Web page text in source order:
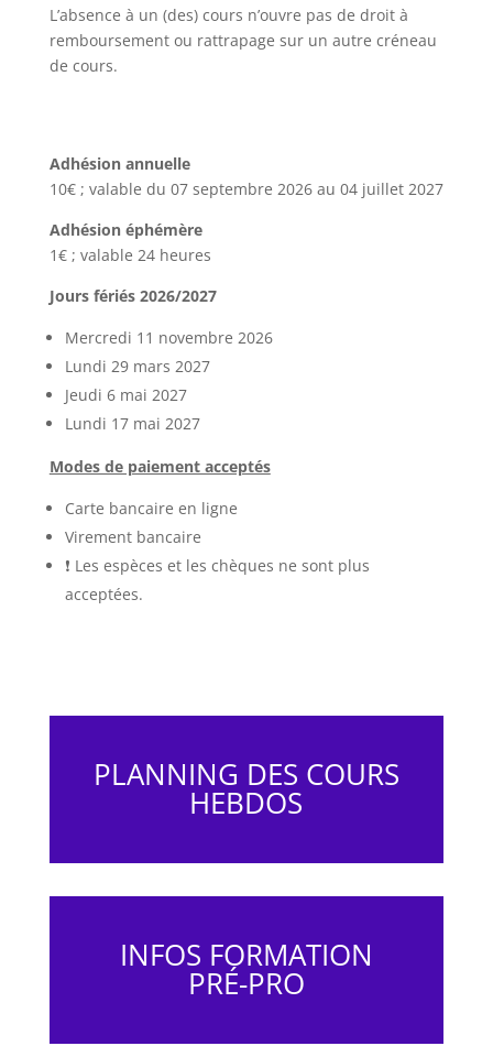
L’absence à un (des) cours n’ouvre pas de droit à
remboursement ou rattrapage sur un autre créneau
de cours.
Adhésion annuelle
10€ ; valable du 07 septembre 2026 au 04 juillet 2027
Adhésion éphémère
1€ ; valable 24 heures
Jours fériés 2026/2027
Mercredi 11 novembre 2026
Lundi 29 mars 2027
Jeudi 6 mai 2027
Lundi 17 mai 2027
Modes de paiement acceptés
Carte bancaire en ligne
Virement bancaire
❗️ Les espèces et les chèques ne sont plus
acceptées.
PLANNING DES COURS
HEBDOS
INFOS FORMATION
PRÉ-PRO